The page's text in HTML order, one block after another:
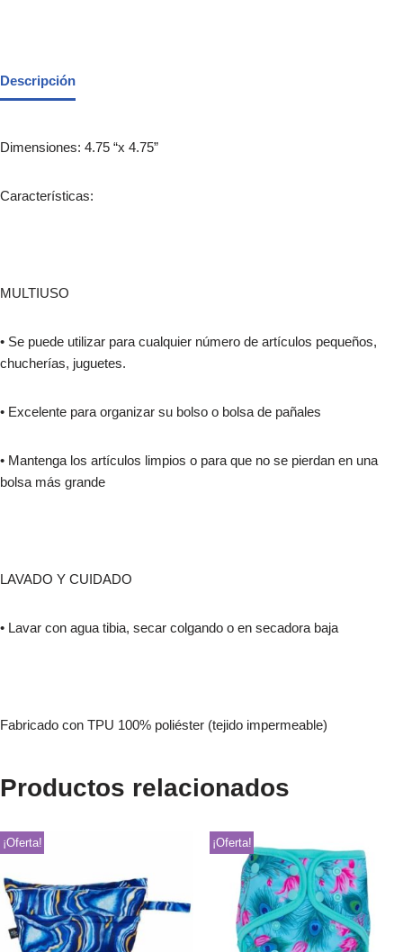
Descripción
Dimensiones: 4.75 “x 4.75”
Características:
MULTIUSO
• Se puede utilizar para cualquier número de artículos pequeños,
chucherías, juguetes.
• Excelente para organizar su bolso o bolsa de pañales
• Mantenga los artículos limpios o para que no se pierdan en una
bolsa más grande
LAVADO Y CUIDADO
• Lavar con agua tibia, secar colgando o en secadora baja
Fabricado con TPU 100% poliéster (tejido impermeable)
Productos relacionados
¡Oferta! ¡Oferta!